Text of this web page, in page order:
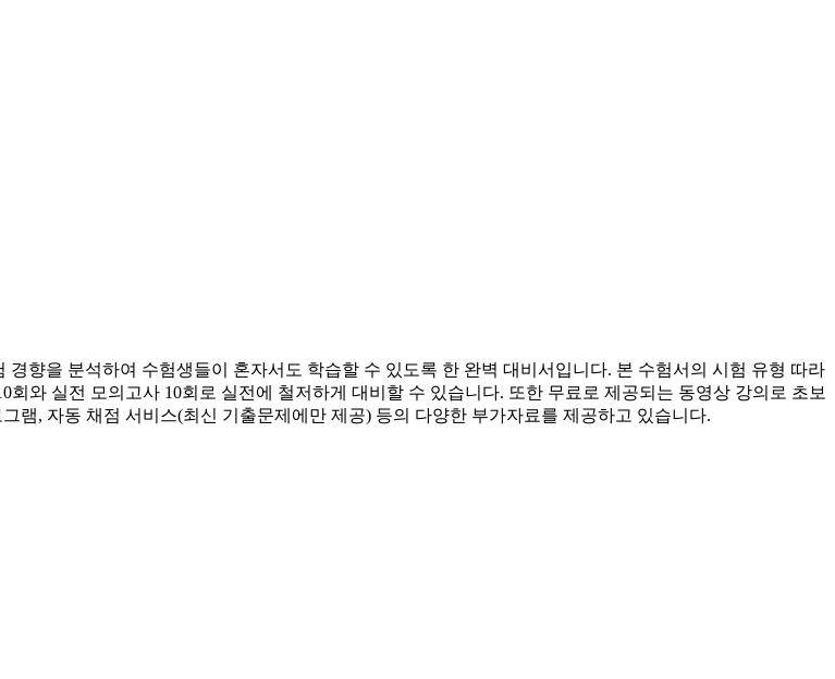
향을 분석하여 수험생들이 혼자서도 학습할 수 있도록 한 완벽 대비서입니다. 본 수험서의 시험 유형 따라
와 실전 모의고사 10회로 실전에 철저하게 대비할 수 있습니다. 또한 무료로 제공되는 동영상 강의로 초보
램, 자동 채점 서비스(최신 기출문제에만 제공) 등의 다양한 부가자료를 제공하고 있습니다.